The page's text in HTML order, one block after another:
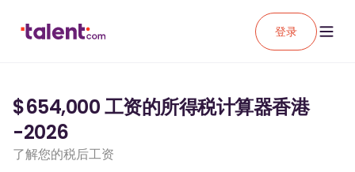
登录
$654,000 工资的所得税计算器香港
-2026
了解您的税后工资